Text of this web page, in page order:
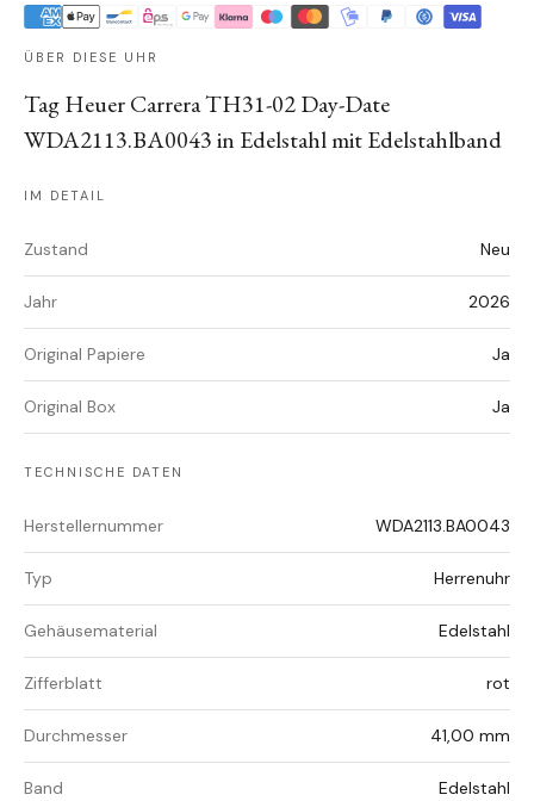
ÜBER DIESE UHR
Tag Heuer Carrera TH31-02 Day-Date
WDA2113.BA0043 in Edelstahl mit Edelstahlband
IM DETAIL
Zustand Neu
Jahr 2026
Original Papiere Ja
Original Box Ja
TECHNISCHE DATEN
Herstellernummer WDA2113.BA0043
Typ Herrenuhr
Gehäusematerial Edelstahl
Zifferblatt rot
Durchmesser 41,00 mm
Band Edelstahl